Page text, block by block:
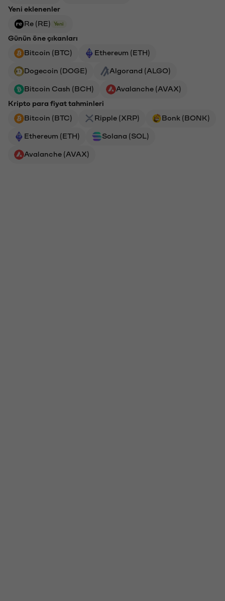
Yeni eklenenler
Re (RE)
Yeni
Günün öne çıkanları
Bitcoin (BTC)
Ethereum (ETH)
Dogecoin (DOGE) Algorand (ALGO)
Bitcoin Cash (BCH)
Avalanche (AVAX)
Kripto para fiyat tahminleri
Bitcoin (BTC)
Ripple (XRP) Bonk (BONK)
Ethereum (ETH) Solana (SOL)
Avalanche (AVAX)